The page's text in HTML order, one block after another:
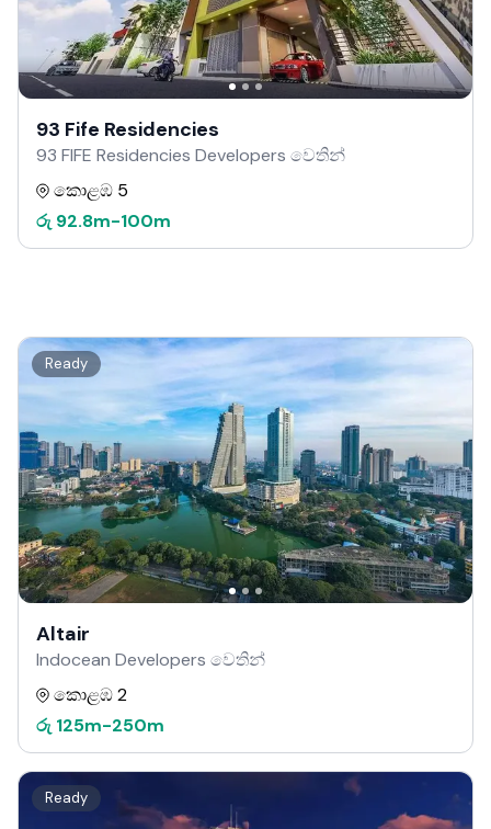
93 Fife Residencies
93 FIFE Residencies Developers වෙතින්
කොළඹ 5
රු 92.8m-100m
Ready
Altair
Indocean Developers වෙතින්
කොළඹ 2
රු 125m-250m
Ready